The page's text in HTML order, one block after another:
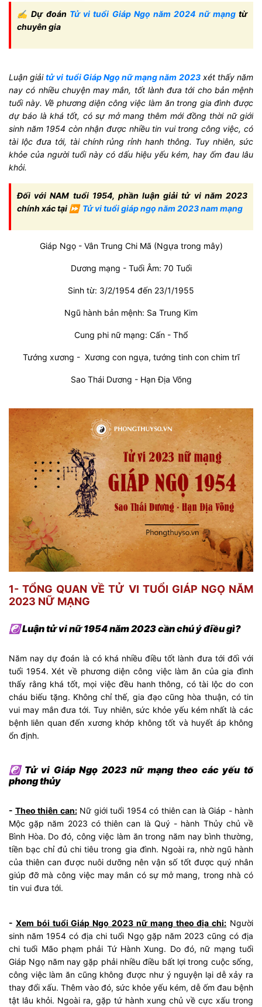
✍ Dự đoán Tử vi tuổi Giáp Ngọ năm 2024 nữ mạngtừ
chuyên gia
Luận giảitử vi tuổi Giáp Ngọ nữ mạng năm 2023xét thấy năm
nay có nhiều chuyện may mắn, tốt lành đưa tới cho bản mệnh
tuổi này. Về phương diện công việc làm ăn trong gia đình được
dự báo là khá tốt, có sự mở mang thêm mới đồng thời nữ giới
sinh năm 1954 còn nhận được nhiều tin vui trong công việc, có
tài lộc đưa tới, tài chính rủng rỉnh hanh thông. Tuy nhiên, sức
khỏe của người tuổi này có dấu hiệu yếu kém, hay ốm đau lâu
khỏi.
Đối với NAM tuổi 1954, phần luận giải tử vi năm 2023
chính xác tại ⏩ Tử vi tuổi giáp ngọ năm 2023 nam mạng
Giáp Ngọ - Vân Trung Chi Mã (Ngựa trong mây)
Dương mạng - Tuổi Âm: 70 Tuổi
Sinh từ: 3/2/1954 đến 23/1/1955
Ngũ hành bản mệnh: Sa Trung Kim
Cung phi nữ mạng: Cấn - Thổ
Tướng xương - Xương con ngựa, tướng tinh con chim trĩ
Sao Thái Dương - Hạn Địa Võng
1- TỔNG QUAN VỀ TỬ VI TUỔI GIÁP NGỌ NĂM
2023 NỮ MẠNG
☯ Luận tử vi nữ 1954 năm 2023 cần chú ý điều gì?
Năm nay dự đoán là có khá nhiều điều tốt lành đưa tới đối với
tuổi 1954. Xét về phương diện công việc làm ăn của gia đình
thấy rằng khá tốt, mọi việc đều hanh thông, có tài lộc do con
cháu biếu tặng. Không chỉ thế, gia đạo cũng hòa thuận, có tin
vui may mắn đưa tới. Tuy nhiên, sức khỏe yếu kém nhất là các
bệnh liên quan đến xương khớp không tốt và huyết áp không
ổn định.
☯ Tử vi Giáp Ngọ 2023 nữ mạng theo các yếu tố
phong thủy
- Theo thiên can:Nữ giới tuổi 1954 có thiên can là Giáp - hành
Mộc gặp năm 2023 có thiên can là Quý - hành Thủy chủ về
Bình Hòa. Do đó, công việc làm ăn trong năm nay bình thường,
tiền bạc chỉ đủ chi tiêu trong gia đình. Ngoài ra, nhờ ngũ hành
của thiên can được nuôi dưỡng nên vận số tốt được quý nhân
giúp đỡ mà công việc may mắn có sự mở mang, trong nhà có
tin vui đưa tới.
- Xem bói tuổi Giáp Ngọ 2023 nữ mạng theo địa chi: Người
sinh năm 1954 có địa chi tuổi Ngọ gặp năm 2023 cũng có địa
chi tuổi Mão phạm phải Tứ Hành Xung. Do đó, nữ mạng tuổi
Giáp Ngọ năm nay gặp phải nhiều điều bất lợi trong cuộc sống,
công việc làm ăn cũng không được như ý nguyện lại dễ xảy ra
thay đổi xấu. Thêm vào đó, sức khỏe yếu kém, dễ ốm đau bệnh
tật lâu khỏi. Ngoài ra, gặp tứ hành xung chủ về cực xấu trong